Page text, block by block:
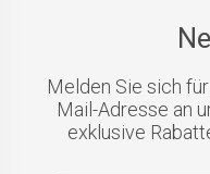
Melden Sie sich
Mail-Adresse an
exklusive